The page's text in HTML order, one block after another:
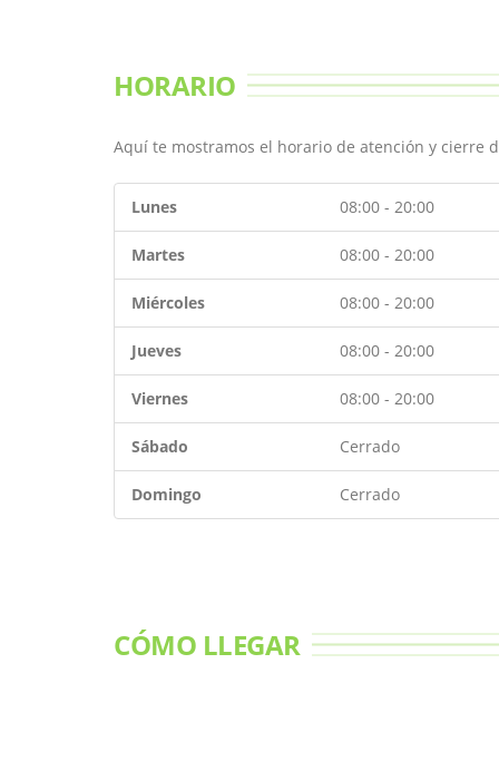
HORARIO
Aquí te mostramos el horario de atención y cierre
Lunes 08:00 - 20:00
Martes 08:00 - 20:00
Miércoles 08:00 - 20:00
Jueves 08:00 - 20:00
Viernes 08:00 - 20:00
Sábado Cerrado
Domingo Cerrado
CÓMO LLEGAR